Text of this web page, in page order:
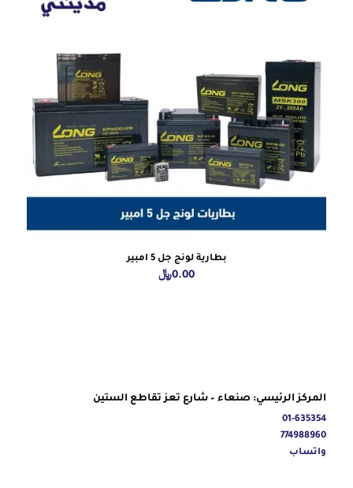
بطارية لونج جل 5 امبير
0.00﷼
المركز الرئيسي: صنعاء – شارع تعز تقاطع الستين
01-635354
774988960
واتساب